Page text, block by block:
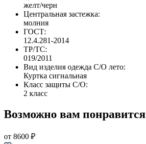
желт/черн
Центральная застежка:
молния
ГОСТ:
12.4.281-2014
ТР/ТС:
019/2011
Вид изделия одежда С/О лето:
Куртка сигнальная
Класс защиты С/О:
2 класс
Возможно вам понравится
от 8600 ₽